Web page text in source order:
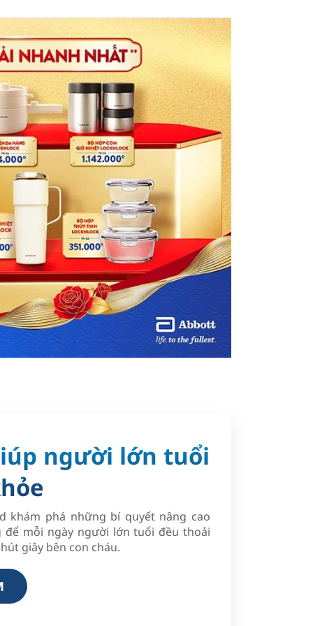
người lớn tuổi
khám phá những bí quyết nâng cao
để mỗi ngày người lớn tuổi đều thoải
giây bên con cháu.